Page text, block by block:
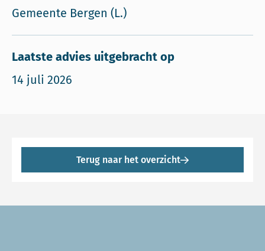
Gemeente Bergen (L.)
Laatste advies uitgebracht op
14 juli 2026
Terug naar het overzicht